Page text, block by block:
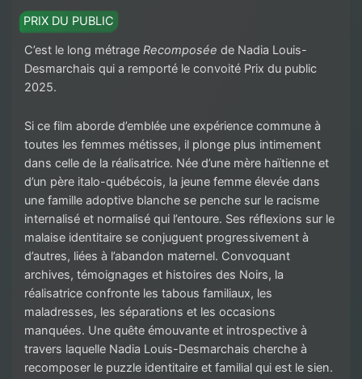
PRIX DU PUBLIC
C’est le long métrage Recomposée de Nadia Louis-
Desmarchais qui a remporté le convoité Prix du public
2025.
Si ce film aborde d’emblée une expérience commune à
toutes les femmes métisses, il plonge plus intimement
dans celle de la réalisatrice. Née d’une mère haïtienne et
d’un père italo-québécois, la jeune femme élevée dans
une famille adoptive blanche se penche sur le racisme
internalisé et normalisé qui l’entoure. Ses réflexions sur le
malaise identitaire se conjuguent progressivement à
d’autres, liées à l’abandon maternel. Convoquant
archives, témoignages et histoires des Noirs, la
réalisatrice confronte les tabous familiaux, les
maladresses, les séparations et les occasions
manquées. Une quête émouvante et introspective à
travers laquelle Nadia Louis-Desmarchais cherche à
recomposer le puzzle identitaire et familial qui est le sien.